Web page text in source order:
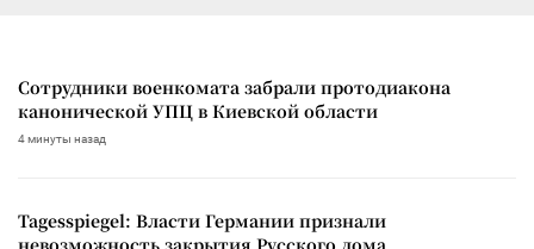
Сотрудники военкомата забрали протодиакона
канонической УПЦ в Киевской области
4 минуты назад
Tagesspiegel: Власти Германии признали
невозможность закрытия Русского дома